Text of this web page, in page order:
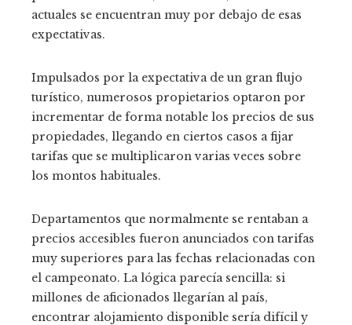
actuales se encuentran muy por debajo de esas
expectativas.
Impulsados por la expectativa de un gran flujo
turístico, numerosos propietarios optaron por
incrementar de forma notable los precios de sus
propiedades, llegando en ciertos casos a fijar
tarifas que se multiplicaron varias veces sobre
los montos habituales.
Departamentos que normalmente se rentaban a
precios accesibles fueron anunciados con tarifas
muy superiores para las fechas relacionadas con
el campeonato. La lógica parecía sencilla: si
millones de aficionados llegarían al país,
encontrar alojamiento disponible sería difícil y